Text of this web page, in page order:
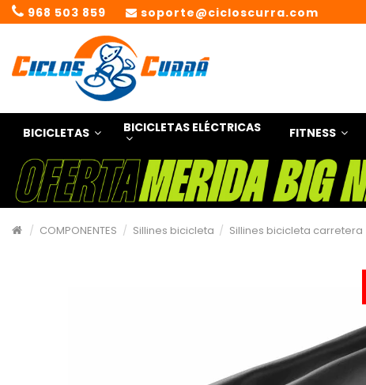
968 503 859 soporte@cicloscurra.com
BICICLETAS BICICLETAS ELÉCTRICAS FITNESS
COMPONENTES Sillines bicicleta Sillines bicicleta carretera